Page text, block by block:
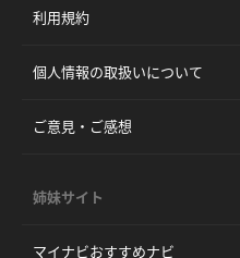
利用規約
個人情報の取扱いについて
ご意見・ご感想
姉妹サイト
マイナビおすすめナビ